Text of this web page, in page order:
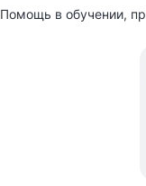
Помощь в обучении,